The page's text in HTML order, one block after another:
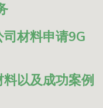
材料申请9G
以及成功案例